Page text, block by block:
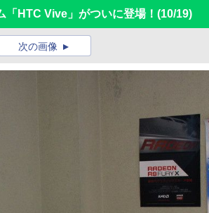
「HTC Vive」がついに登場！ (10/19)
次の画像